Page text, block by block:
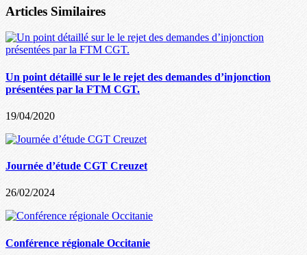
Articles Similaires
Un point détaillé sur le le rejet des demandes d’injonction
présentées par la FTM CGT.
19/04/2020
Journée d’étude CGT Creuzet
26/02/2024
Conférence régionale Occitanie